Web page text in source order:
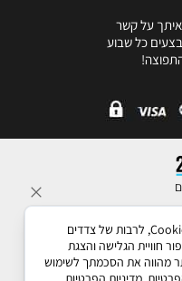
על קשר
כל שבוע
לידיעתך, באתרנו נעשה שימוש בקבצי Cookies, לרבות של צדדים
חוויית הגלישה והצגת
מהווה את הסכמתך לשימוש